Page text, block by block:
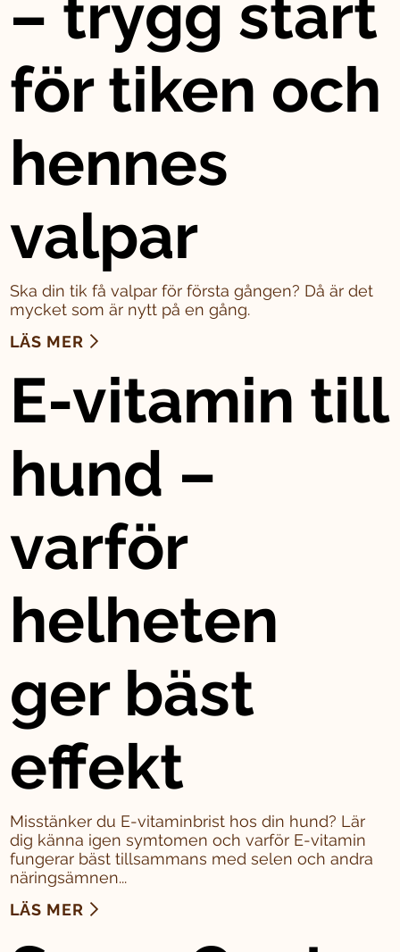
– trygg start
för tiken och
hennes
valpar
Ska din tik få valpar för första gången? Då är det
mycket som är nytt på en gång.
LÄS MER
E-vitamin till
hund –
varför
helheten
ger bäst
effekt
Misstänker du E-vitaminbrist hos din hund? Lär
dig känna igen symtomen och varför E-vitamin
fungerar bäst tillsammans med selen och andra
näringsämnen...
LÄS MER